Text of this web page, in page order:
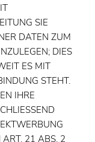
SIE
DATEN ZUM
DIES
ES MIT
STEHT.
IHRE
21 ABS. 2